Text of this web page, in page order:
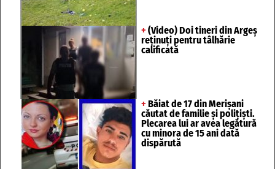
+ (Video) Doi tineri din Argeș
reținuți pentru tâlhărie
calificată
+ Băiat de 17 din Merișani
căutat de familie și polițiști.
Plecarea lui ar avea legătură
cu minora de 15 ani dată
dispărută